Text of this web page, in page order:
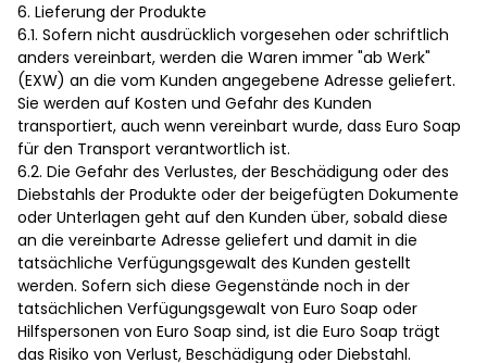
6. Lieferung der Produkte
6.1. Sofern nicht ausdrücklich vorgesehen oder schriftlich
anders vereinbart, werden die Waren immer "ab Werk"
(EXW) an die vom Kunden angegebene Adresse geliefert.
Sie werden auf Kosten und Gefahr des Kunden
transportiert, auch wenn vereinbart wurde, dass Euro Soap
für den Transport verantwortlich ist.
6.2. Die Gefahr des Verlustes, der Beschädigung oder des
Diebstahls der Produkte oder der beigefügten Dokumente
oder Unterlagen geht auf den Kunden über, sobald diese
an die vereinbarte Adresse geliefert und damit in die
tatsächliche Verfügungsgewalt des Kunden gestellt
werden. Sofern sich diese Gegenstände noch in der
tatsächlichen Verfügungsgewalt von Euro Soap oder
Hilfspersonen von Euro Soap sind, ist die Euro Soap trägt
das Risiko von Verlust, Beschädigung oder Diebstahl.